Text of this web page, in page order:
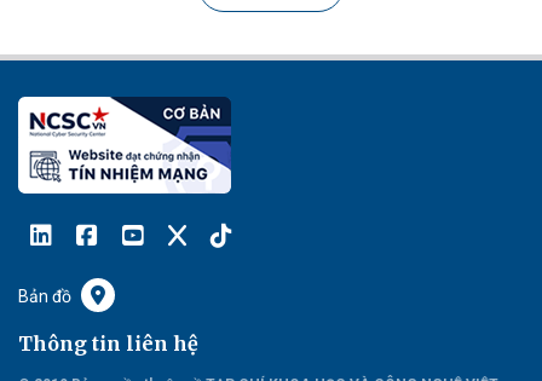
Bản đồ
Thông tin liên hệ